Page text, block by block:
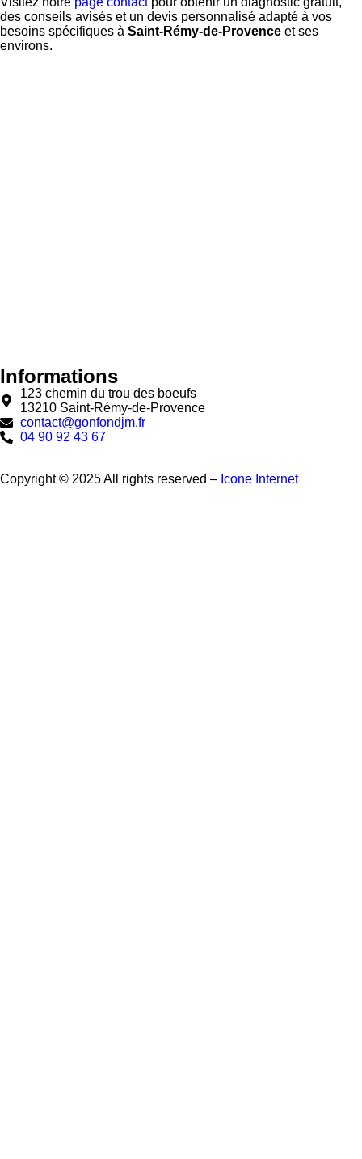
des conseils avisés et un devis personnalisé adapté à vos
besoins spécifiques à Saint-Rémy-de-Provence et ses
environs.
Informations
123 chemin du trou des boeufs
13210 Saint-Rémy-de-Provence
contact@gonfondjm.fr
04 90 92 43 67
Copyright © 2025 All rights reserved – Icone Internet